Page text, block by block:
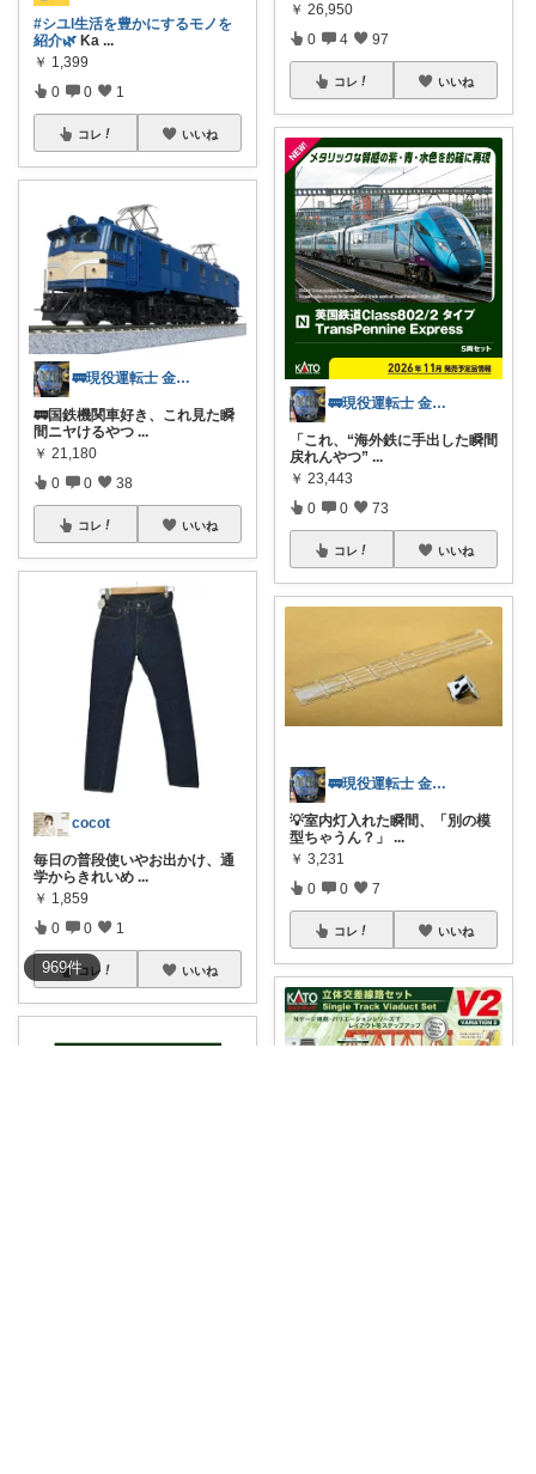
969件
#シユl生活を豊かにするモノを
紹介🌿 Ka ...
￥ 1,399
0 0 1
コレ いいね
🚃現役運転士 金魚🐠
🚃国鉄機関車好き、これ見た瞬
間ニヤけるやつ ...
￥ 21,180
0 0 38
コレ いいね
cocot
毎日の普段使いやお出かけ、通
学からきれいめ ...
￥ 1,859
0 0 1
コレ いいね
￥ 26,950
0 4 97
コレ いいね
🚃現役運転士 金魚🐠
「これ、“海外鉄に手出した瞬間
戻れんやつ” ...
￥ 23,443
0 0 73
コレ いいね
🚃現役運転士 金魚🐠
💡室内灯入れた瞬間、「別の模
型ちゃうん？」
...
￥ 3,231
0 0 7
コレ いいね